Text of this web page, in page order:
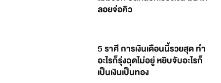
ลอยจ่อคิว
5 ราศี การเงินเดือนนี้รวยสุด ทำ
อะไรก็รุ่งฉุดไม่อยู่ หยิบจับอะไรก็
เป็นเงินเป็นทอง